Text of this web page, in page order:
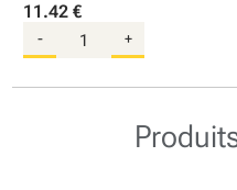
11.42 €
- +